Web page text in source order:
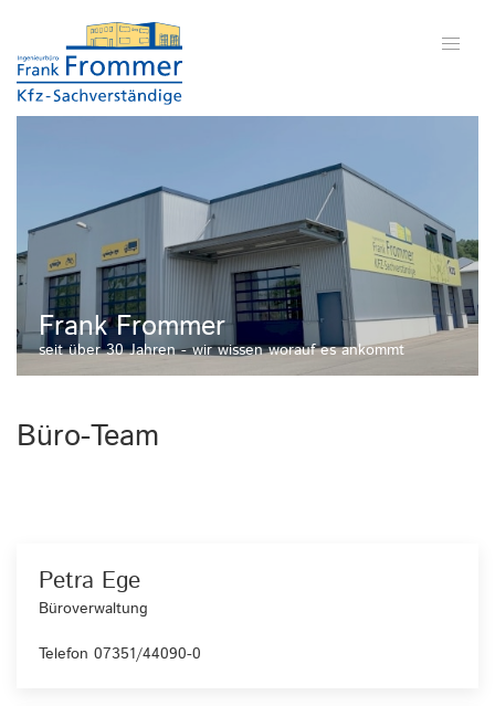
Frank Frommer
seit über 30 Jahren - wir wissen worauf es ankommt
Büro-Team
Petra Ege
Büroverwaltung
Telefon 07351/44090-0